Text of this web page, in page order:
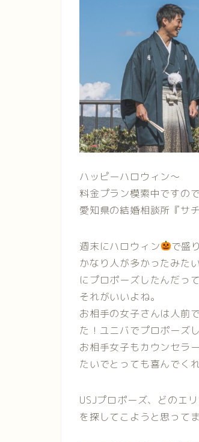
ハッピーハロウィン〜
料金プラン模索中ですの
愛知県の結婚相談所『サ
週末にハロウィン
で盛
かなり人が多かったみた
にプロポーズしたんだって
それがいいよね。
お相手の女子さんは人前
た！ユニバでプロポーズ
お相手女子もカウンセラ
たいでとっても喜んでく
USJプロポーズ、どのエ
を探してこようと思って